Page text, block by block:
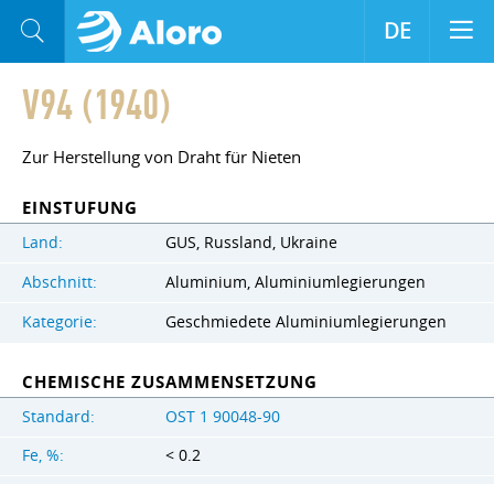
V94 (1940)
Zur Herstellung von Draht für Nieten
EINSTUFUNG
Land:
GUS, Russland, Ukraine
Abschnitt:
Aluminium, Aluminiumlegierungen
Kategorie:
Geschmiedete Aluminiumlegierungen
CHEMISCHE ZUSAMMENSETZUNG
Standard:
OST 1 90048-90
Fe, %:
< 0.2
DE